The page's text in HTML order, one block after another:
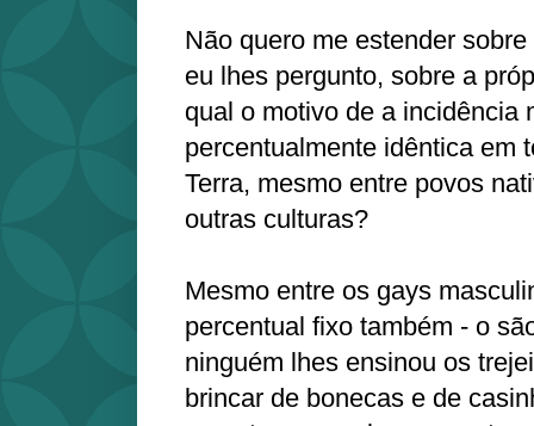
Não quero me estender
eu lhes pergunto, sobre a
qual o motivo de a incidência
percentualmente idêntica em
Terra, mesmo entre povos
outras culturas?
Mesmo entre os gays
percentual fixo também - o
ninguém lhes ensinou os
brincar de bonecas e de